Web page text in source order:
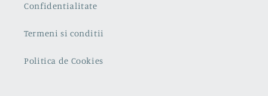
Confidentialitate
Termeni si conditii
Politica de Cookies